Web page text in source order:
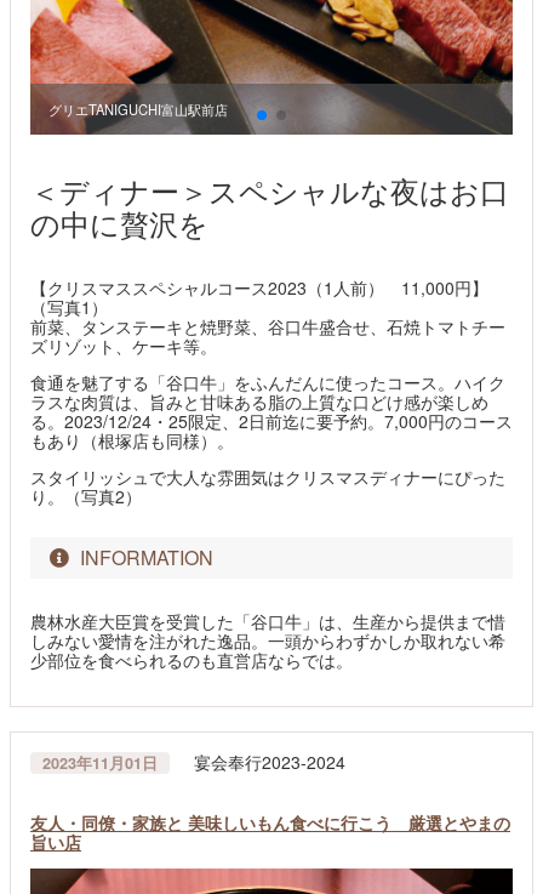
グリエTANIGUCHI富山駅前店
＜ディナー＞スペシャルな夜はお口
の中に贅沢を
【クリスマススペシャルコース2023（1人前） 11,000円】
（写真1）
前菜、タンステーキと焼野菜、谷口牛盛合せ、石焼トマトチー
ズリゾット、ケーキ等。
食通を魅了する「谷口牛」をふんだんに使ったコース。ハイク
ラスな肉質は、旨みと甘味ある脂の上質な口どけ感が楽しめ
る。2023/12/24・25限定、2日前迄に要予約。7,000円のコース
もあり（根塚店も同様）。
スタイリッシュで大人な雰囲気はクリスマスディナーにぴった
り。（写真2）
INFORMATION
農林水産大臣賞を受賞した「谷口牛」は、生産から提供まで惜
しみない愛情を注がれた逸品。一頭からわずかしか取れない希
少部位を食べられるのも直営店ならでは。
2023年11月01日 宴会奉行2023-2024
友人・同僚・家族と 美味しいもん食べに行こう 厳選とやまの
旨い店